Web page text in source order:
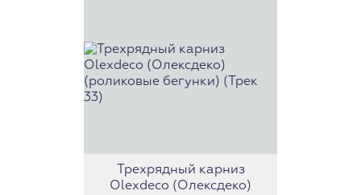
Трехрядный карниз
Olexdeco (Олексдеко)